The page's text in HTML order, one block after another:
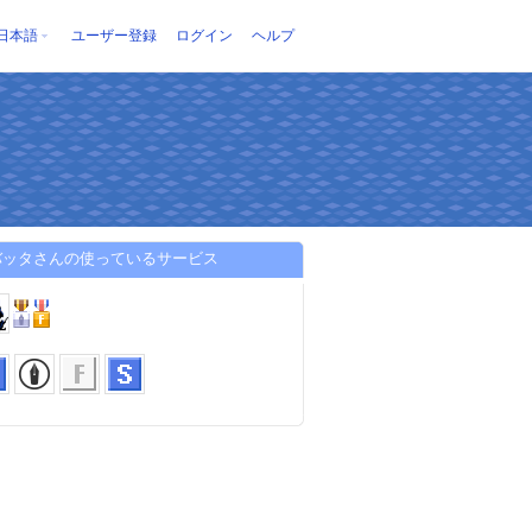
本語 ユーザー登録 ログイン ヘルプ
ッタさんの使っているサービス